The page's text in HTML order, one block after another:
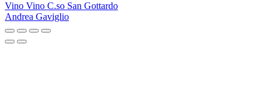
Vino Vino C.so San Gottardo
Andrea Gaviglio